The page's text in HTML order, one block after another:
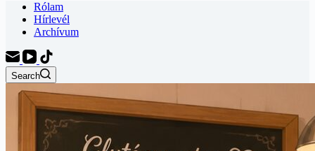
Rólam
Hírlevél
Archívum
Search